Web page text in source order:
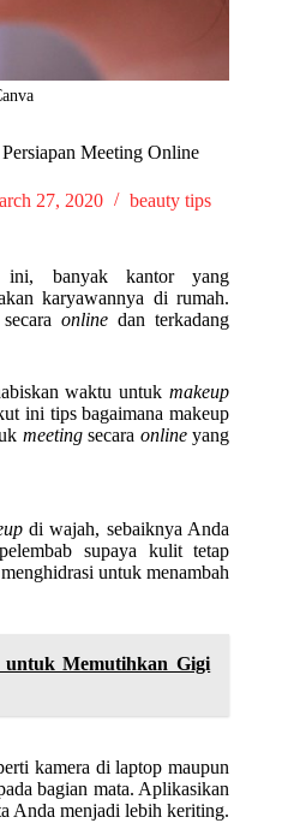
Meeting Online
27, 2020 beauty tips
banyak kantor yang
karyawannya di rumah.
onlinedan terkadang
waktu untukmakeup
ini tips bagaimana makeup
meetingsecara onlineyang
di wajah, sebaiknya Anda
supaya kulit tetap
untuk menambah
Memutihkan Gigi
kamera di laptop maupun
bagian mata. Aplikasikan
Anda menjadi lebih keriting.